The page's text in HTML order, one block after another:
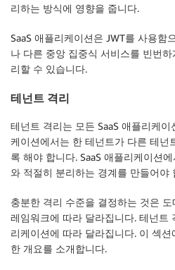
리하는 방식에 영향을 줍니다.
SaaS 애플리케이션은 JWT를 사용함
나 다른 중앙 집중식 서비스를 빈번
리할 수 있습니다.
테넌트 격리
테넌트 격리는 모든 SaaS 애플리케이
케이션에서는 한 테넌트가 다른 테넌
록 해야 합니다. SaaS 애플리케이션
와 적절히 분리하는 경계를 만들어야
충분한 격리 수준을 결정하는 것은
레임워크에 따라 달라집니다. 테넌트
리케이션에 따라 달라집니다. 이 섹
한 개요를 소개합니다.